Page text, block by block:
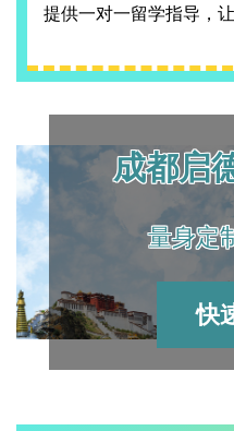
提供一对一留学指导，
成都启
量身定
快